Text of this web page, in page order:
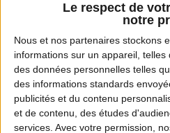
Le respect de
notre
Nous et nos partenaires stockons
informations sur un appareil,
des données personnelles telles
des informations standards
publicités et du contenu
et de contenu, des études
services. Avec votre permission,